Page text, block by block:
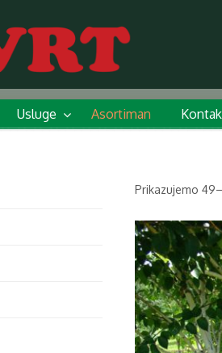
Usluge Asortiman
Prikazujemo